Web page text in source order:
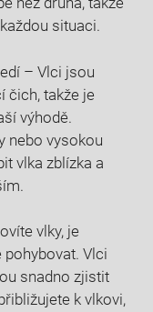
situaci.
– Vlci jsou
čich, takže je
výhodě.
nebo vysokou
vlka zblízka a
vlky, je
pohybovat. Vlci
snadno zjistit
k vlkovi,